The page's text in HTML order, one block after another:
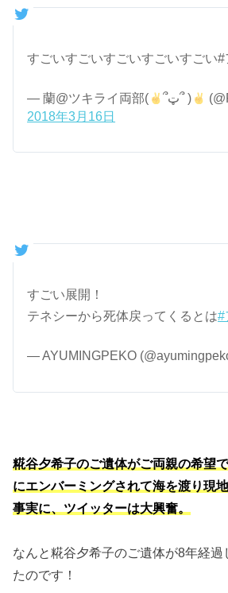
すごいすごいすごいすごいすごい
— 蘭@ツキライ両部( ՞ټ՞ )
2018年3月16日
すごい展開！
テネシーから死体戻ってくるとは#
— AYUMINGPEKO
糀谷夕希子のご遺体がご両親の希望
にエンバーミングされて海を渡り現
事実に、ツイッターは大興奮。
なんと糀谷夕希子のご遺体が8年経過
たのです！